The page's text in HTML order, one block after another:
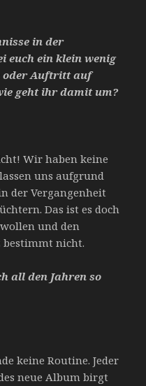
in der
euch ein klein wenig
oder Auftritt auf
geht ihr damit um?
Wir haben keine
uns aufgrund
der Vergangenheit
Das ist es doch
und den
bestimmt nicht.
all den Jahren so
keine Routine. Jeder
neue Album birgt